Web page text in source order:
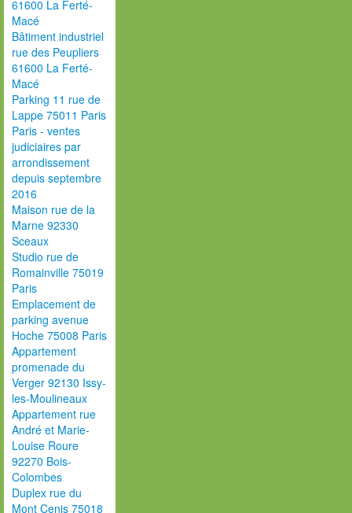
61600 La Ferté-
Macé
Bâtiment industriel
rue des Peupliers
61600 La Ferté-
Macé
Parking 11 rue de
Lappe 75011 Paris
Paris - ventes
judiciaires par
arrondissement
depuis septembre
2016
Maison rue de la
Marne 92330
Sceaux
Studio rue de
Romainville 75019
Paris
Emplacement de
parking avenue
Hoche 75008 Paris
Appartement
promenade du
Verger 92130 Issy-
les-Moulineaux
Appartement rue
André et Marie-
Louise Roure
92270 Bois-
Colombes
Duplex rue du
Mont Cenis 75018